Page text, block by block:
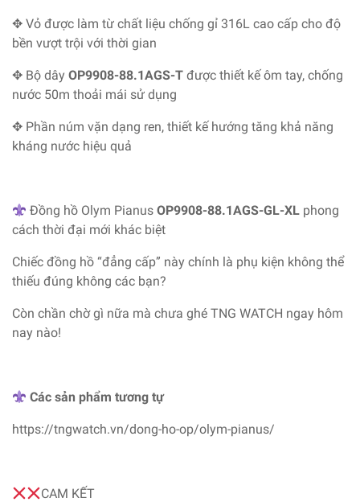
✥ Vỏ được làm từ chất liệu chống gỉ 316L cao cấp cho độ
bền vượt trội với thời gian
✥ Bộ dây OP9908-88.1AGS-T được thiết kế ôm tay, chống
nước 50m thoải mái sử dụng
✥ Phần núm vặn dạng ren, thiết kế hướng tăng khả năng
kháng nước hiệu quả
Đồng hồ Olym PianusOP9908-88.1AGS-GL-XL phong
cách thời đại mới khác biệt
Chiếc đồng hồ “đẳng cấp” này chính là phụ kiện không thể
thiếu đúng không các bạn?
Còn chần chờ gì nữa mà chưa ghé TNG WATCH ngay hôm
nay nào!
Các sản phẩm tương tự
https://tngwatch.vn/dong-ho-op/olym-pianus/
CAM KẾT